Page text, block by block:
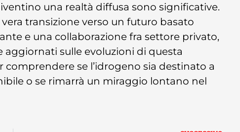
una realtà diffusa sono significative.
transizione verso un futuro basato
e una collaborazione fra settore privato,
sulle evoluzioni di questa
se l’idrogeno sia destinato a
o se rimarrà un miraggio lontano nel